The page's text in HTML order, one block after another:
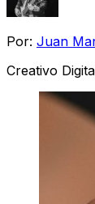
Por: Juan
Creativo